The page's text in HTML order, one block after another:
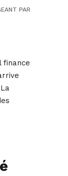
PAR
finance